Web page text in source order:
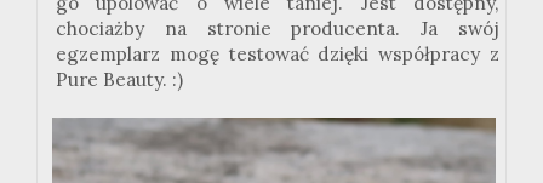
chociażby na stronie producenta. Ja swój
egzemplarz mogę testować dzięki współpracy z
Pure Beauty. :)